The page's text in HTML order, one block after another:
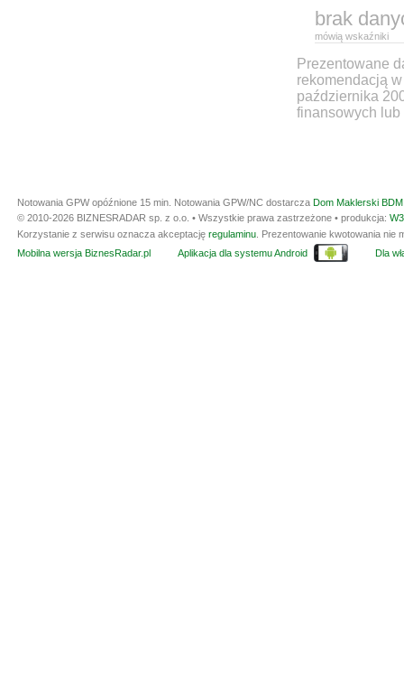
brak
mówią wskaźniki
Prezentowane
rekomendacją
października
finansowych lub
Notowania GPW opóźnione 15 min. Notowania GPW/NC dostarcza Dom Maklerski
© 2010-2026 BIZNESRADAR sp. z o.o. • Wszystkie prawa zastrzeżone • produkcja:
Korzystanie z serwisu oznacza akceptację regulaminu . Prezentowanie kwotowania
Mobilna wersja BiznesRadar.pl
Aplikacja dla systemu Android Dla